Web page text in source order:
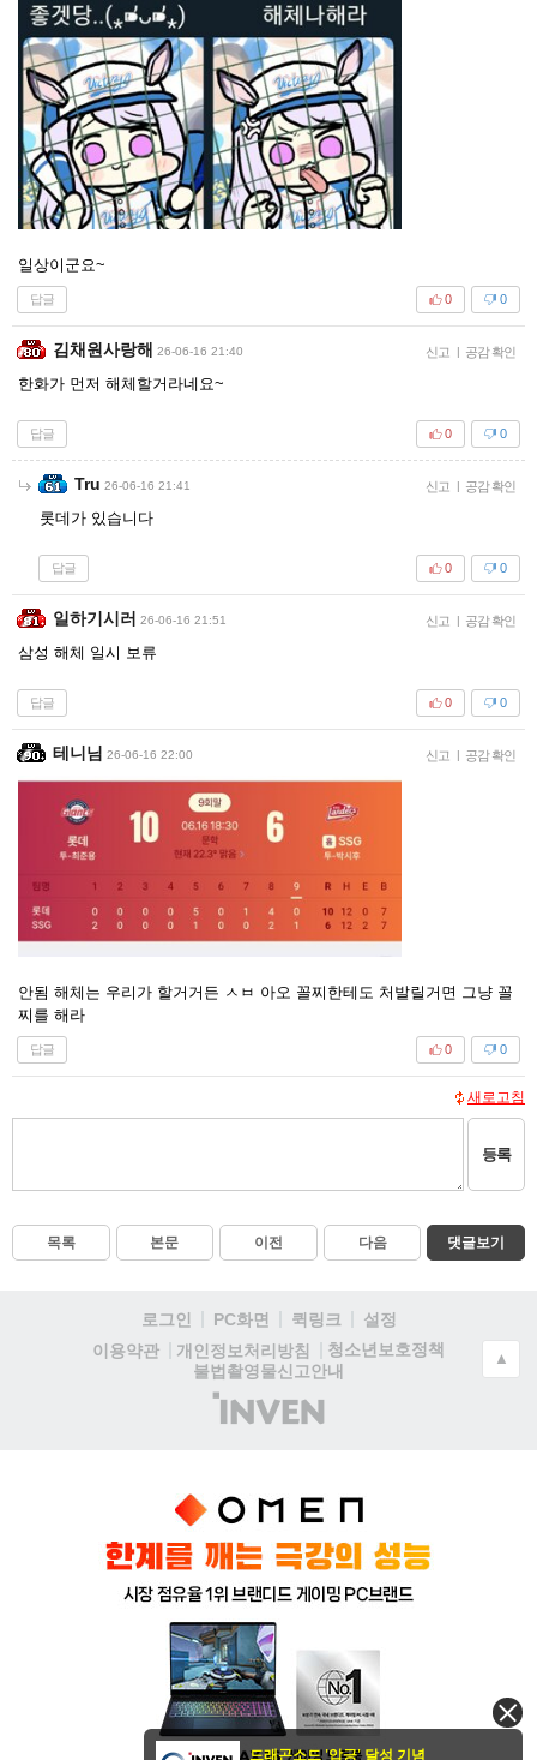
일상이군요~
답글 0
0
김채원사랑해 26-06-16 21:40 신고 | 공감 확인
한화가 먼저 해체할거라네요~
답글 0
0
Tru 26-06-16 21:41 신고 | 공감 확인
롯데가 있습니다
답글 0
0
일하기시러 26-06-16 21:51 신고 | 공감 확인
삼성 해체 일시 보류
답글 0
0
테니님 26-06-16 22:00 신고 | 공감 확인
안됨 해체는 우리가 할거거든 ㅅㅂ 아오 꼴찌한테도 처발릴거면 그냥 꼴
찌를 해라
답글 0
0
새로고침
등록
목록 본문 이전 다음 댓글보기
로그인 PC화면 퀵링크
설정
이용약관
개인정보처리방침
청소년보호정책
불법촬영물신고안내
(주)
인
▲
드래곤소드 '압긍' 달성 기념